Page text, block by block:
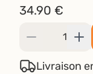
34.90 €
Livraison